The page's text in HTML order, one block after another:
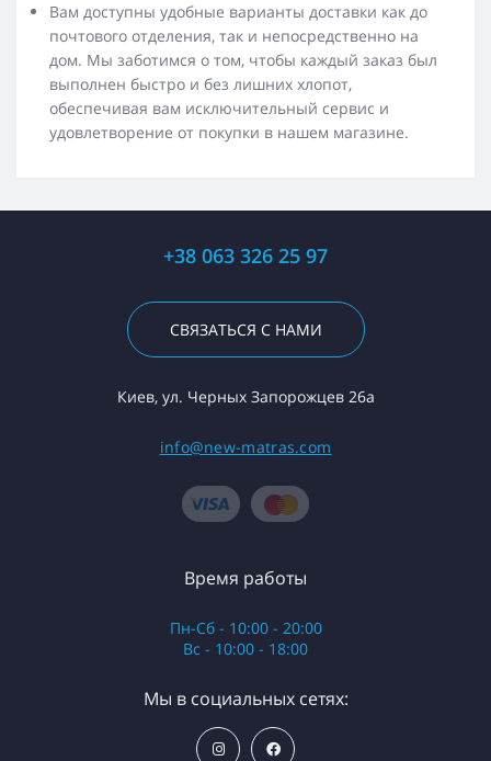
Вам доступны удобные варианты доставки как до
почтового отделения, так и непосредственно на
дом. Мы заботимся о том, чтобы каждый заказ был
выполнен быстро и без лишних хлопот,
обеспечивая вам исключительный сервис и
удовлетворение от покупки в нашем магазине.
+38 063 326 25 97
СВЯЗАТЬСЯ С НАМИ
Киев, ул. Черных Запорожцев 26а
info@new-matras.com
Время работы
Пн-Сб - 10:00 - 20:00
Вс - 10:00 - 18:00
Мы в социальных сетях: